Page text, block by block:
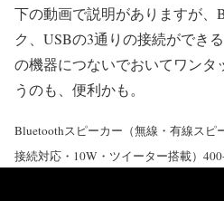
下の動画で説明がありますが、
ク、USBの3通りの接続ができ
の機器につないでおいてワンタ
うのも、便利かも。
Bluetoothスピーカー（無線・有線スピ
接続対応・10W・ツイーター搭載）